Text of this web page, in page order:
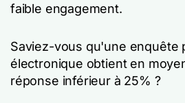
faible engagement.
Saviez-vous qu'une enquête
électronique obtient en
réponse inférieur à 25% ?